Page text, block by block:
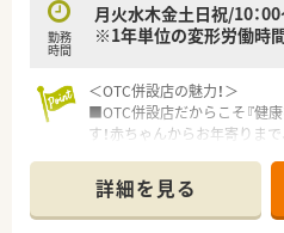
勤務
時間
月火水木金土日祝/10：00
※1年単位の変形労働時
＜OTC併設店の魅力！＞
■OTC併設店だからこそ『健
す！赤ちゃんからお年寄りま
れる環境です。
■年中無休の店舗です。大型
憩中やお仕事終わりにお買
詳細を見る